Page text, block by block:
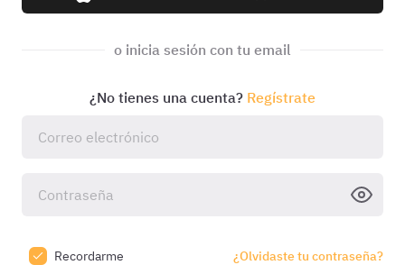
o inicia sesión con tu email
¿No tienes una cuenta? Regístrate
Recordarme ¿Olvidaste tu contraseña?